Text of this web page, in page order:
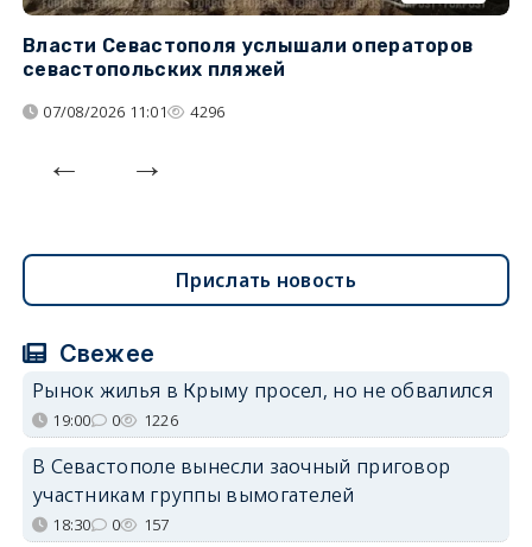
Власти Севастополя услышали операторов
севастопольских пляжей
07/08/2026 11:01 4296
Прислать новость
Свежее
Рынок жилья в Крыму просел, но не обвалился
19:00 0 1226
В Севастополе вынесли заочный приговор
участникам группы вымогателей
18:30 0 157